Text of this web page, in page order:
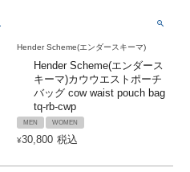
Hender Scheme(エンダースキーマ)
Hender Scheme(エンダース
キーマ)カウウエストポーチ
バッグ cow waist pouch bag
tq-rb-cwp
MEN WOMEN
¥30,800 税込